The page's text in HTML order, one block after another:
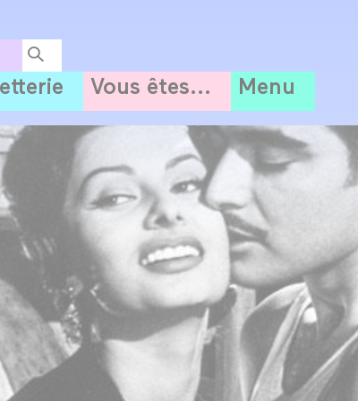
Vous êtes... Menu